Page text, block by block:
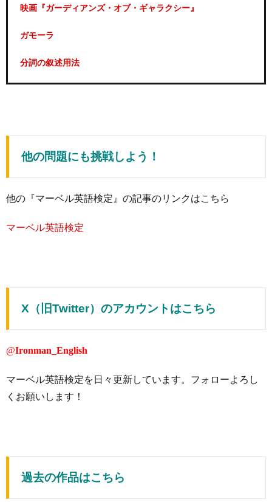
映画『ガーディアンズ・オブ・ギャラクシー』
ガモーラ
分詞の叙述用法
他の問題にも挑戦しよう！
他の『マーベル英語検定』の記事のリンクはこちら
マーベル英語検定
X（旧Twitter）のアカウントはこちら
@Ironman_English
マーベル英語検定を日々更新しています。フォローよろし
くお願いします！
過去の作品はこちら